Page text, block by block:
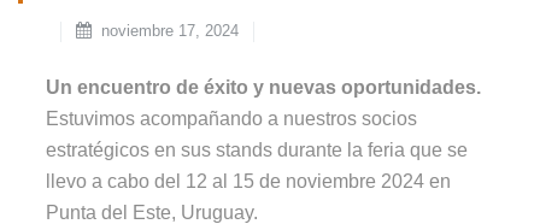
noviembre 17, 2024
Un encuentro de éxito y nuevas oportunidades.
Estuvimos acompañando a nuestros socios
estratégicos en sus stands durante la feria que se
llevo a cabo del 12 al 15 de noviembre 2024 en
Punta del Este, Uruguay.